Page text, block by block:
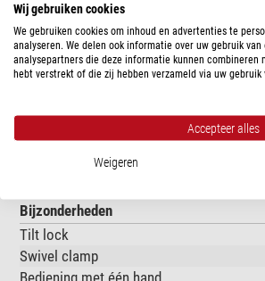
Capaciteit
Type
Draagvermogen (kg)
Aantal levels
Bijzonderheden
Tilt lock
Swivel clamp
Bediening met één hand
Wij gebruiken cookies
We gebruiken cookies om inhoud en advertenties te
analyseren. We delen ook informatie over uw gebruik
analysepartners die deze informatie kunnen combineren
hebt verstrekt of die zij hebben verzameld via uw gebruik
Accepteer alles
Weigeren